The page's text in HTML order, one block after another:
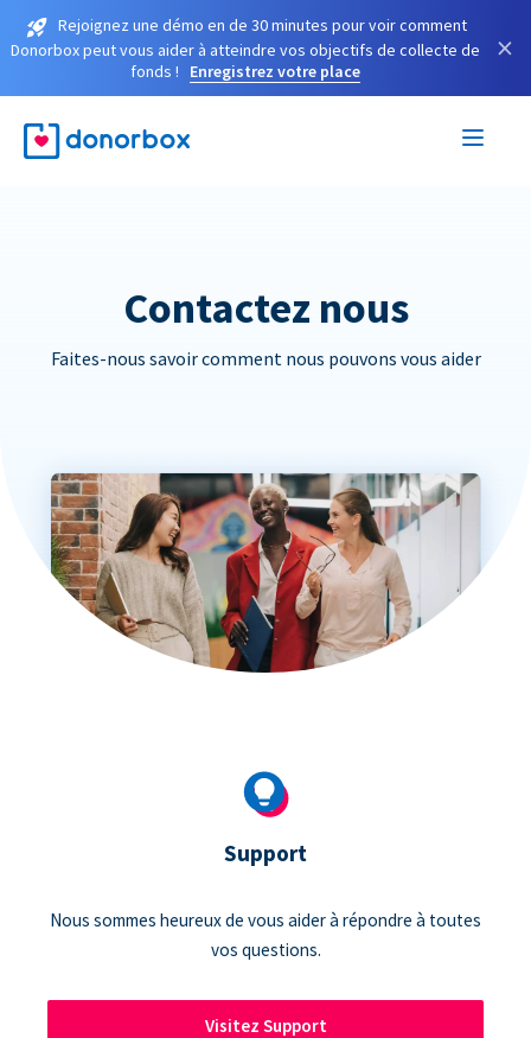
Rejoignez une démo en de 30 minutes pour voir comment
Donorbox peut vous aider à atteindre vos objectifs de collecte de
fonds !
Enregistrez votre place
×
Contactez nous
Faites-nous savoir comment nous pouvons vous aider
Support
Nous sommes heureux de vous aider à répondre à toutes
vos questions.
Visitez Support